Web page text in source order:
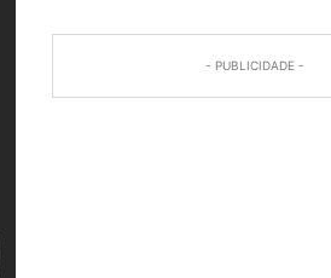
- PUBLICIDADE -